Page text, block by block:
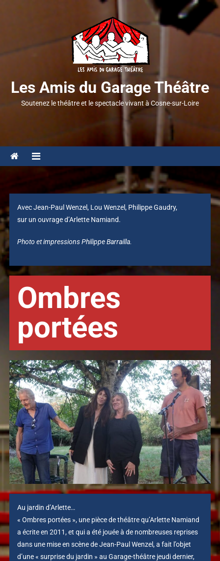
Les Amis du Garage Théâtre
Soutenez le théâtre et le spectacle vivant à Cosne-sur-Loire
Avec Jean-Paul Wenzel, Lou Wenzel, Philippe Gaudry,
sur un ouvrage d’Arlette Namiand.
Photo et impressions Philippe Barrailla.
Ombres
portées
Au jardin d’Arlette…
« Ombres portées », une pièce de théâtre qu’Arlette Namiand
a écrite en 2011, et qui a été jouée à de nombreuses reprises
dans une mise en scène de Jean-Paul Wenzel, a fait l’objet
d’une « surprise du jardin » au Garage-théâtre jeudi dernier,